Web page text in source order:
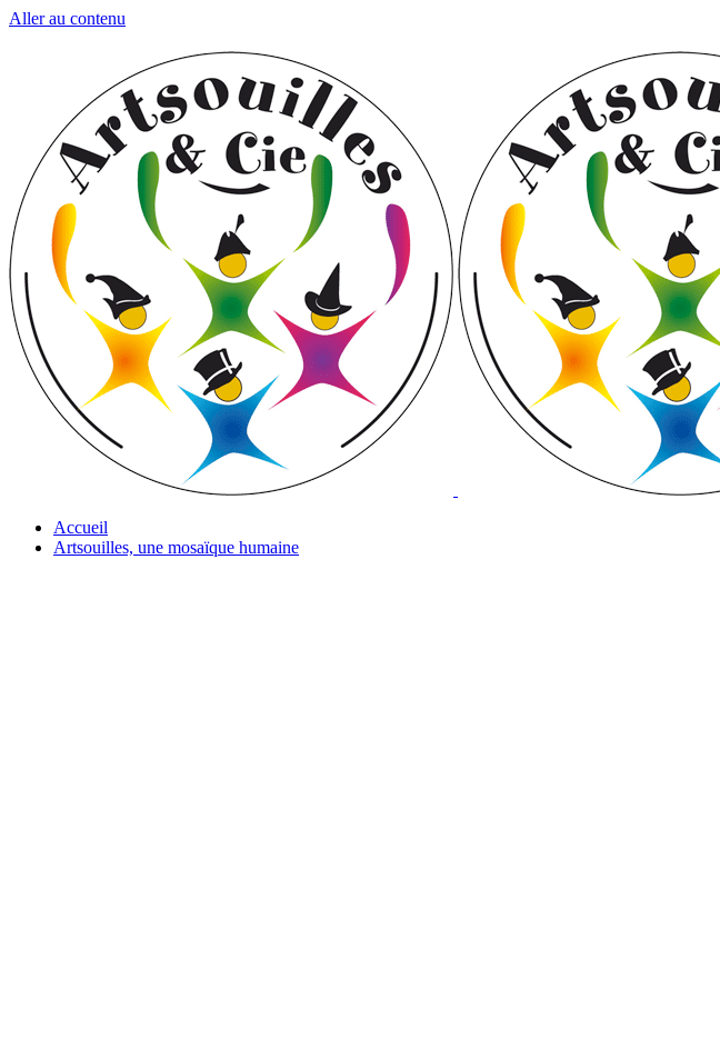
Aller au contenu
Accueil
Artsouilles, une mosaïque humaine